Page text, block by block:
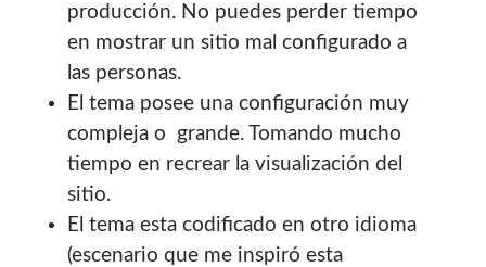
enseñar, comparto algunas de mis opiniones y
experiencias en el mundo informático en este blog.
Puedes contactarmeo leer más sobre mi
mi página profesional.
Donate
producción. No puedes perder tiempo
en mostrar un sitio mal configurado a
las personas.
El tema posee una configuración muy
compleja o grande. Tomando mucho
tiempo en recrear la visualización del
sitio.
El tema esta codificado en otro idioma
(escenario que me inspiró esta